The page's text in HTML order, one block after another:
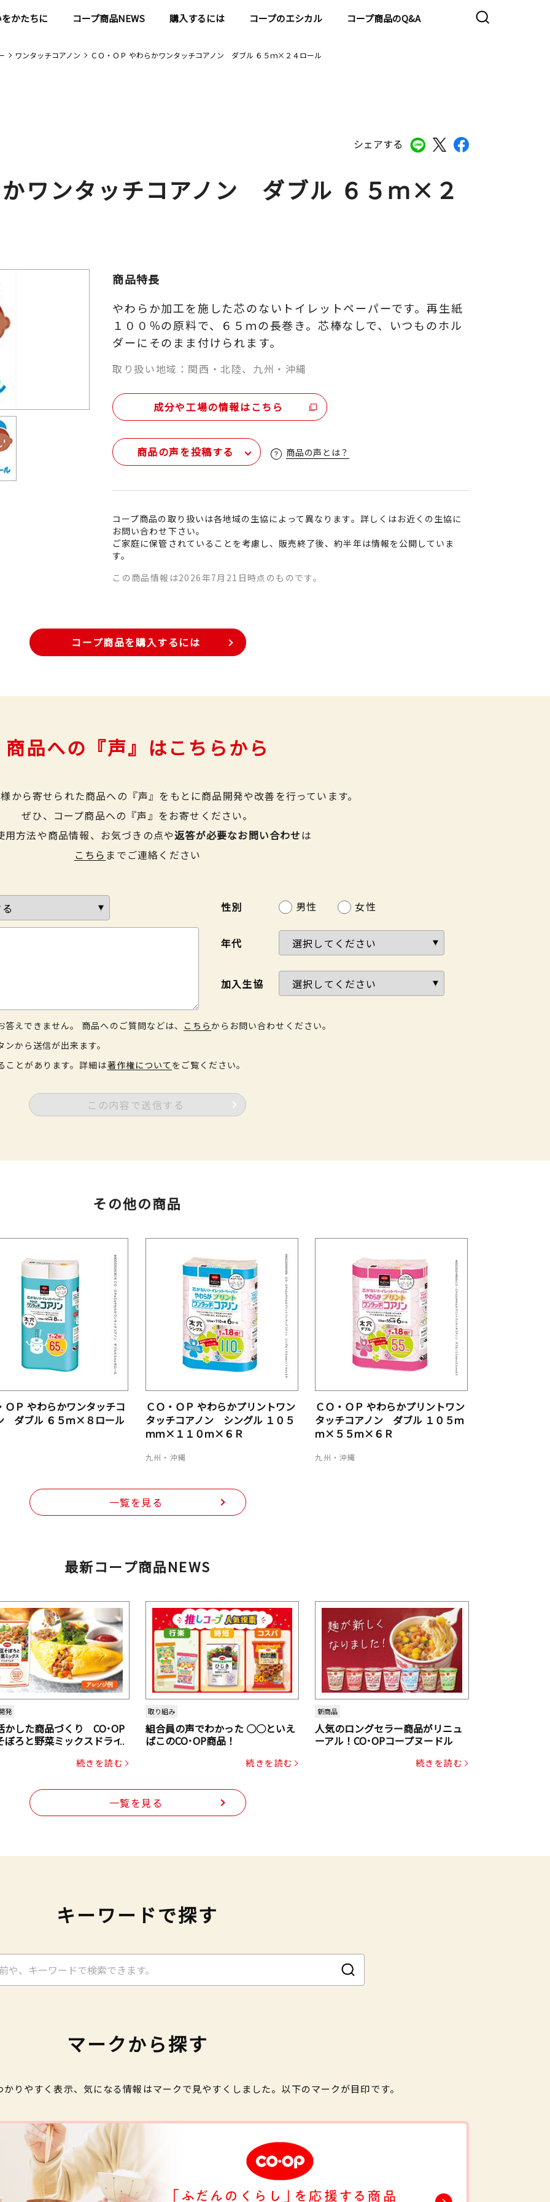
かたちに コープ商品NEWS 購入するには コープのエシカル コープ商品のQ&A
ワンタッチコアノン ＣＯ・ＯＰ やわらかワンタッチコアノン ダブル ６５ｍ×２４ロール
シェアする
かワンタッチコアノン ダブル ６５ｍ×２
商品特長
やわらか加工を施した芯のないトイレットペーパーです。再生紙
１００％の原料で、６５ｍの長巻き。芯棒なしで、いつものホル
ダーにそのまま付けられます。
取り扱い地域：関西・北陸、九州・沖縄
成分や工場の情報はこちら
商品の声を投稿する 商品の声とは？
コープ商品の取り扱いは各地域の生協によって異なります。詳しくはお近くの生協に
お問い合わせ下さい。
ご家庭に保管されていることを考慮し、販売終了後、約半年は情報を公開していま
す。
この商品情報は2026年7月21日時点のものです。
コープ商品を購入するには
商品への『声』はこちらから
から寄せられた商品への『声』をもとに商品開発や改善を行っています。
ぜひ、コープ商品への『声』をお寄せください。
用方法や商品情報、お気づきの点や返答が必要なお問い合わせは
こちら までご連絡ください
性別 男性 女性
年代
加入生協
えできません。 商品へのご質問などは、 こちらからお問い合わせください。
から送信が出来ます。
とがあります。詳細は著作権について をご覧ください。
この内容で送信する
その他の商品
ＯＰ やわらかワンタッチコ
ダブル ６５ｍ×８ロール
ＣＯ・ＯＰ やわらかプリントワン
タッチコアノン シングル １０５
ｍｍ×１１０ｍ×６Ｒ
九州・沖縄
ＣＯ・ＯＰ やわらかプリントワン
タッチコアノン ダブル １０５ｍ
ｍ×５５ｍ×６Ｒ
九州・沖縄
一覧を見る
最新コープ商品NEWS
発
かした商品づくり CO･OP
ぼろと野菜ミックスドライ
続きを読む
取り組み
組合員の声でわかった ○○といえ
ばこのCO･OP商品！
続きを読む
新商品
人気のロングセラー商品がリニュ
ーアル！CO･OPコープヌードル
続きを読む
一覧を見る
キーワードで探す
マークから探す
りやすく表示、気になる情報はマークで見やすくしました。以下のマークが目印です。